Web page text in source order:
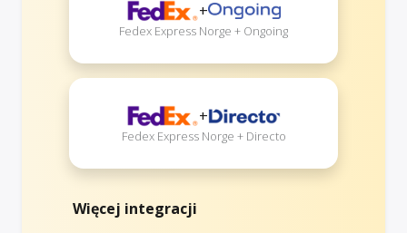
+
Fedex Express Norge + Ongoing
+
Fedex Express Norge + Directo
Więcej integracji